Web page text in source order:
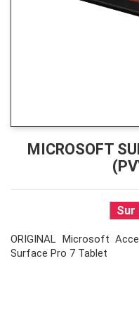
MICROSOFT
Sur
ORIGINAL Microsoft
Surface Pro 7 Tablet